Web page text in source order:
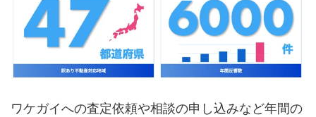
ワケガイへの査定依頼や相談の申し込みなど年間の